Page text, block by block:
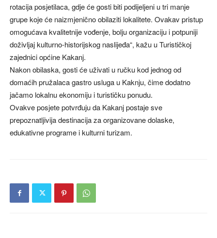
rotacija posjetilaca, gdje će gosti biti podijeljeni u tri manje
grupe koje će naizmjenično obilaziti lokalitete. Ovakav pristup
omogućava kvalitetnije vođenje, bolju organizaciju i potpuniji
doživljaj kulturno-historijskog naslijeđa“, kažu u Turističkoj
zajednici općine Kakanj.
Nakon obilaska, gosti će uživati u ručku kod jednog od
domaćih pružalaca gastro usluga u Kaknju, čime dodatno
jačamo lokalnu ekonomiju i turističku ponudu.
Ovakve posjete potvrđuju da Kakanj postaje sve
prepoznatljivija destinacija za organizovane dolaske,
edukativne programe i kulturni turizam.